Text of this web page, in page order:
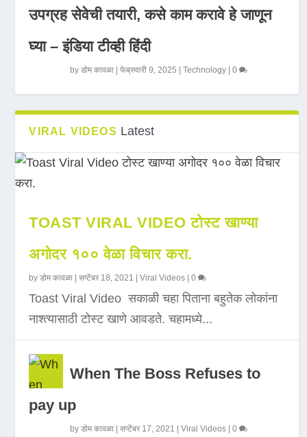
उपग्रह सेवेची तयारी, कसे काम करावे हे जाणून
घ्या – इंडिया टीव्ही हिंदी
byडोम कावळा |फेब्रुवारी 9, 2025 |Technology |0
VIRAL VIDEOS Latest
TOAST VIRAL VIDEO टोस्ट खाण्या
अगोदर १०० वेळा विचार करा.
byडोम कावळा |सप्टेंबर 18, 2021 |Viral Videos |0
Toast Viral Video सकाळी चहा पिताना बहुतेक लोकांना
नाश्त्यासाठी टोस्ट खाणे आवडते. चहामध्ये...
When The Boss Refuses to
pay up
byडोम कावळा |सप्टेंबर 17, 2021 |Viral Videos |0